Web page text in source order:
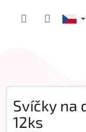
Svíčky na
12ks